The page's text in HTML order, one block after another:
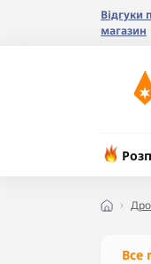
Відгуки
магазин
Все